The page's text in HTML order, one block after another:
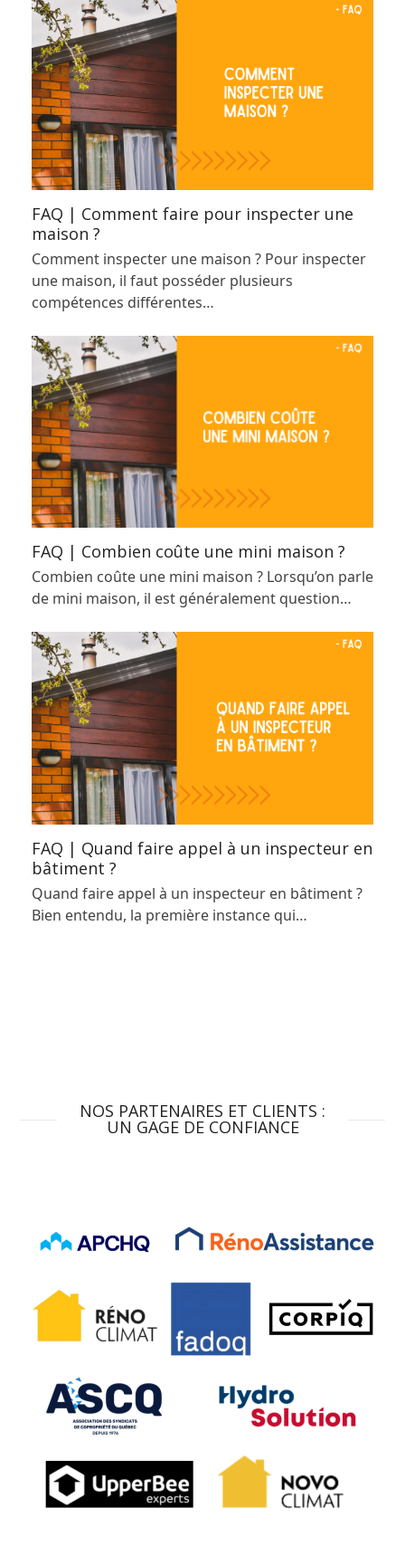
FAQ | Comment faire pour inspecter une
maison ?
Comment inspecter une maison ? Pour inspecter
une maison, il faut posséder plusieurs
compétences différentes…
FAQ | Combien coûte une mini maison ?
Combien coûte une mini maison ? Lorsqu’on parle
de mini maison, il est généralement question…
FAQ | Quand faire appel à un inspecteur en
bâtiment ?
Quand faire appel à un inspecteur en bâtiment ?
Bien entendu, la première instance qui…
NOS PARTENAIRES ET CLIENTS :
UN GAGE DE CONFIANCE